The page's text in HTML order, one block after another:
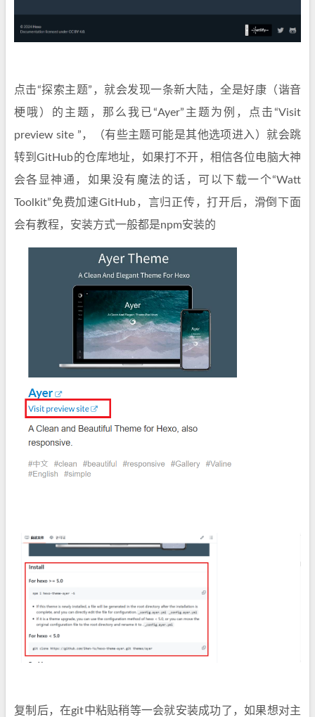
点击“探索主题”，就会发现一条新大陆，全是好康（谐音
梗哦）的主题，那么我已“Ayer”主题为例，点击“Visit
preview site ”，（有些主题可能是其他选项进入）就会跳
转到GitHub的仓库地址，如果打不开，相信各位电脑大神
会各显神通，如果没有魔法的话，可以下载一个“Watt
Toolkit”免费加速GitHub，言归正传，打开后，滑倒下面
会有教程，安装方式一般都是npm安装的
复制后，在git中粘贴稍等一会就安装成功了，如果想对主